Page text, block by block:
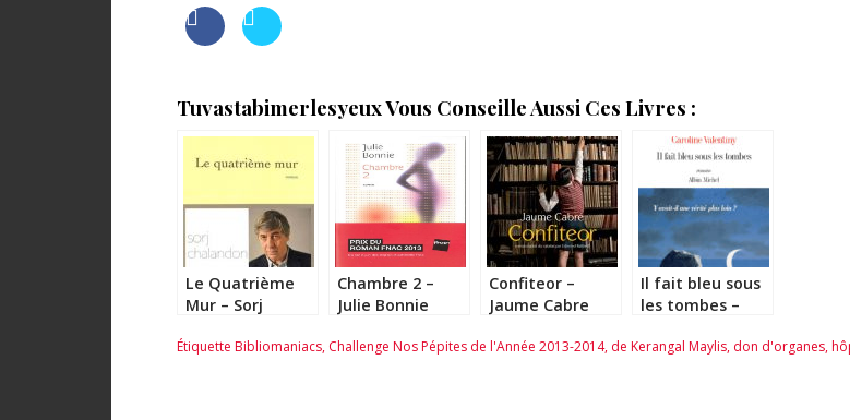
Tuvastabimerlesyeux Vous Conseille Aussi Ces Livres :
Le Quatrième
Mur – Sorj
Chambre 2 –
Julie Bonnie
Confiteor –
Jaume Cabre
Il fait bleu sous
les tombes –
Valentiny
Étiquette Bibliomaniacs, Challenge Nos Pépites de l'Année 2013-2014, de Kerangal Maylis, don d'organes,